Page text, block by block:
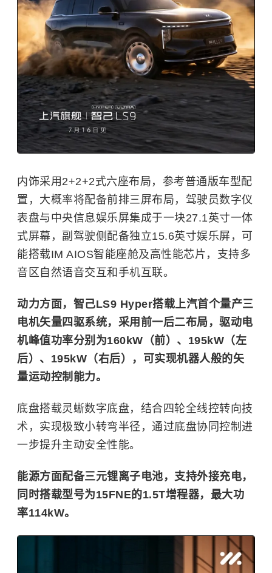
内饰采用2+2+2式六座布局，参考普通版车型配
置，大概率将配备前排三屏布局，驾驶员数字仪
表盘与中央信息娱乐屏集成于一块27.1英寸一体
式屏幕，副驾驶侧配备独立15.6英寸娱乐屏，可
能搭载IM AIOS智能座舱及高性能芯片，支持多
音区自然语音交互和手机互联。
动力方面，智己LS9 Hyper搭载上汽首个量产三
电机矢量四驱系统，采用前一后二布局，驱动电
机峰值功率分别为160kW（前）、195kW（左
后）、195kW（右后），可实现机器人般的矢
量运动控制能力。
底盘搭载灵蜥数字底盘，结合四轮全线控转向技
术，实现极致小转弯半径，通过底盘协同控制进
一步提升主动安全性能。
能源方面配备三元锂离子电池，支持外接充电，
同时搭载型号为15FNE的1.5T增程器，最大功
率114kW。